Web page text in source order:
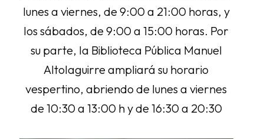
lunes a viernes, de 9:00 a 21:00 horas, y
los sábados, de 9:00 a 15:00 horas. Por
su parte, la Biblioteca Pública Manuel
Altolaguirre ampliará su horario
vespertino, abriendo de lunes a viernes
de 10:30 a 13:00 h y de 16:30 a 20:30